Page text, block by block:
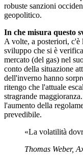
robuste sanzioni
geopolitico.
In che misura questo
A volte, a posteriori, c'è
sviluppo che si è
mercato (del gas) nel
conto della situazione
dell'inverno hanno
ritengo che l'attuale
stragrande
l'aumento della
prevedibile.
«La volatilità
Thomas Weber,